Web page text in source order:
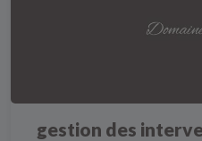
gestion des